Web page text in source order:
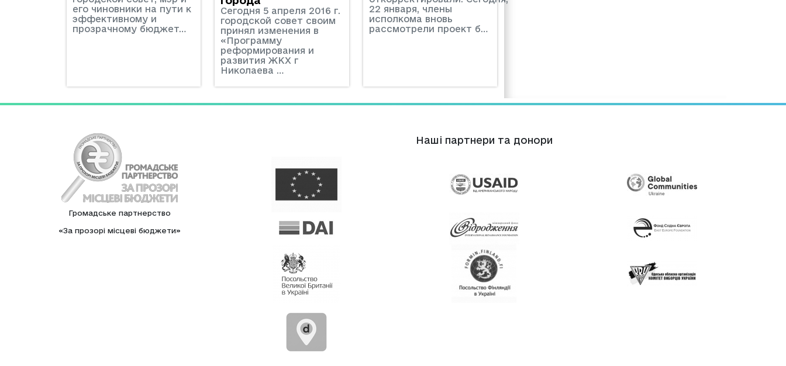
его чиновники на пути к
эффективному и
прозрачному бюджет…
Сегодня 5 апреля 2016 г.
городской совет своим
принял изменения в
«Программу
реформирования и
развития ЖКХ г
Николаева …
22 января, члены
исполкома вновь
рассмотрели проект б…
Громадське партнерство
«За прозорі місцеві бюджети»
Нашi партнери та донори